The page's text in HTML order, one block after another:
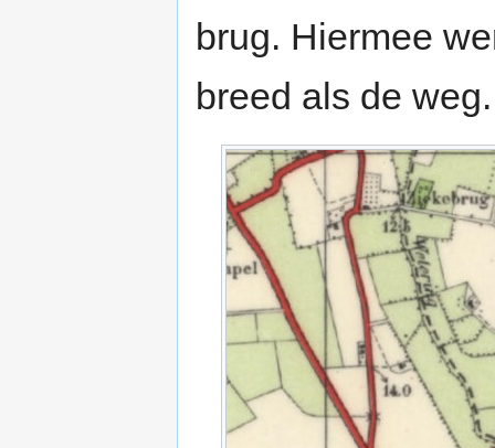
brug. Hiermee
breed als de weg.